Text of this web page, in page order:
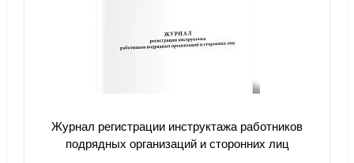
Журнал регистрации инструктажа работников
подрядных организаций и сторонних лиц